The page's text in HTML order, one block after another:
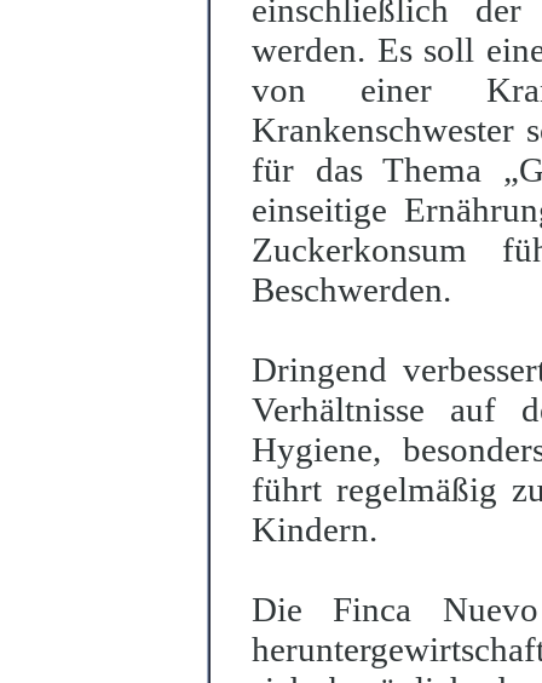
einschließlich der
werden. Es soll
von einer
Krankenschwester
für das Thema
einseitige
Zuckerkonsum
Beschwerden.
Dringend
Verhältnisse auf
Hygiene,
führt regelmäßig
Kindern.
Die Finca